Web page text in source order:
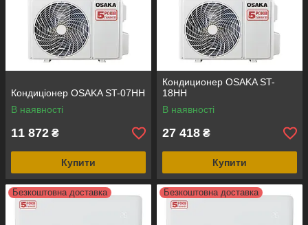
Кондиціонер OSAKA ST-07HH
В наявності
11 872 ₴
Купити
Кондиционер OSAKA ST-
18HH
В наявності
27 418 ₴
Купити
Безкоштовна доставка Безкоштовна доставка